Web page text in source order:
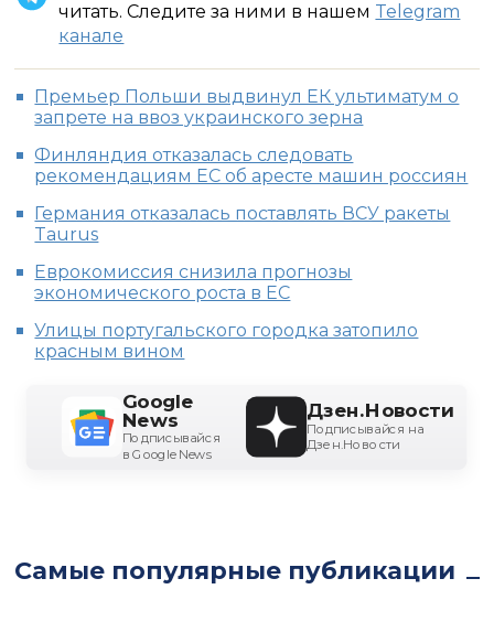
читать. Следите за ними в нашем Telegram
канале
Премьер Польши выдвинул ЕК ультиматум о
запрете на ввоз украинского зерна
Финляндия отказалась следовать
рекомендациям ЕС об аресте машин россиян
Германия отказалась поставлять ВСУ ракеты
Taurus
Еврокомиссия снизила прогнозы
экономического роста в ЕС
Улицы португальского городка затопило
красным вином
Google
News
Подписывайся
в Google News
Дзен.Новости
Подписывайся на
Дзен.Новости
Самые популярные публикации